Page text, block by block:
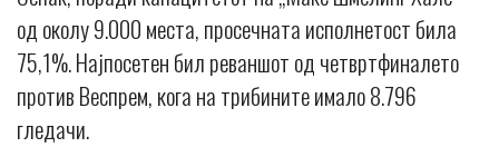
од околу 9.000 места, просечната исполнетост била
75,1%. Најпосетен бил реваншот од четвртфиналето
против Веспрем, кога на трибините имало 8.796
гледачи.